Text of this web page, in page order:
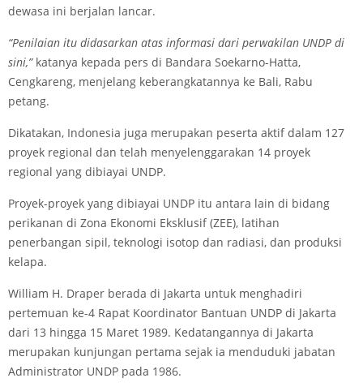
dewasa ini berjalan lancar.
“Penilaian itu didasarkan atas informasi dari perwakilan UNDP di
sini,”katanya kepada pers di Bandara Soekarno-Hatta,
Cengkareng, menjelang keberangkatannya ke Bali, Rabu
petang.
Dikatakan, Indonesia juga merupakan peserta aktif dalam 127
proyek regional dan telah menyelenggarakan 14 proyek
regional yang dibiayai UNDP.
Proyek-proyek yang dibiayai UNDP itu antara lain di bidang
perikanan di Zona Ekonomi Eksklusif (ZEE), latihan
penerbangan sipil, teknologi isotop dan radiasi, dan produksi
kelapa.
William H. Draper berada di Jakarta untuk menghadiri
pertemuan ke-4 Rapat Koordinator Bantuan UNDP di Jakarta
dari 13 hingga 15 Maret 1989. Kedatangannya di Jakarta
merupakan kunjungan pertama sejak ia menduduki jabatan
Administrator UNDP pada 1986.